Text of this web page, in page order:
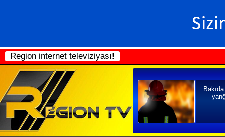
Region internet televiziyası!